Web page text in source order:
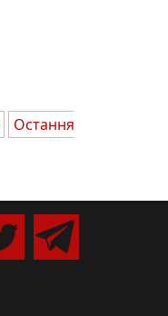
Остання